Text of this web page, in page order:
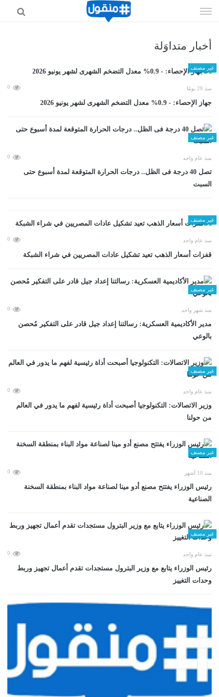
الى
أخبار متداوَلة
غير مصنف
منذ 29 يومًا 0
جهاز الإحصاء: - 0.9% معدل التضخم الشهرى لشهر يونيو 2026
غير مصنف
منذ عام واحد 0
تصل 40 درجة فى الظل.. درجات الحرارة المتوقعة لمدة أسبوع حتى
السبت
غير مصنف
منذ عام واحد 0
قفزات أسعار الذهب تعيد تشكيل عادات المصريين في شراء الشبكة
غير مصنف
منذ شهر واحد 0
مدير الأكاديمية العسكرية: رسالتنا إعداد جيل قادر على التفكير مُحصن
بالوعي
غير مصنف
منذ عام واحد 0
وزير الاتصالات: التكنولوجيا أصبحت أداة رئيسية لفهم ما يدور في العالم
من حولنا
غير مصنف
منذ 10 أشهر 0
رئيس الوزراء يفتتح مصنع أدو مينا لصناعة مواد البناء بمنطقة السخنة
الصناعية
غير مصنف
منذ عام واحد 0
رئيس الوزراء يتابع مع وزير البترول مستجدات تقدم أعمال تجهيز وربط
وحدات التغييز